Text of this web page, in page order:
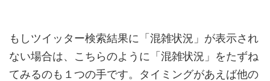
もしツイッター検索結果に「混雑状況」が表示され
ない場合は、こちらのように「混雑状況」をたずね
てみるのも１つの手です。タイミングがあえば他の